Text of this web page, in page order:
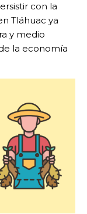
con la
Tláhuac ya
y medio
la economía